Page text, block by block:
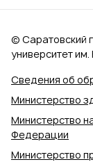
Сведения об
Министерство
Министерство
Федерации
Министерство
© Саратовский
университет